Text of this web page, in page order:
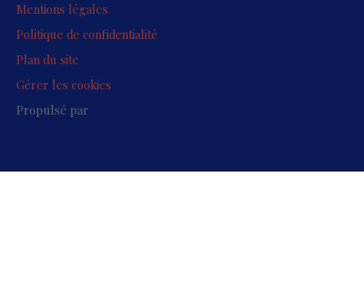
Mentions légales
Politique de confidentialité
Plan du site
Gérer les cookies
Propulsé par